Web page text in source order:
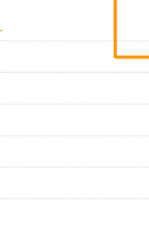
ので、あらかじめご了承ください。
。